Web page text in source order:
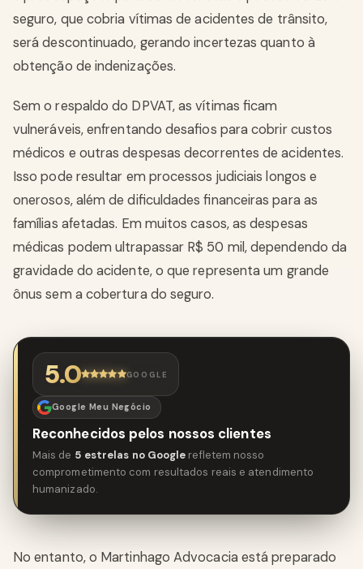
seguro, que cobria vítimas de acidentes de trânsito,
será descontinuado, gerando incertezas quanto à
obtenção de indenizações.
Sem o respaldo do DPVAT, as vítimas ficam
vulneráveis, enfrentando desafios para cobrir custos
médicos e outras despesas decorrentes de acidentes.
Isso pode resultar em processos judiciais longos e
onerosos, além de dificuldades financeiras para as
famílias afetadas. Em muitos casos, as despesas
médicas podem ultrapassar R$ 50 mil, dependendo da
gravidade do acidente, o que representa um grande
ônus sem a cobertura do seguro.
5.0 GOOGLE
Google Meu Negócio
Reconhecidos pelos nossos clientes
Mais de 5 estrelas no Google refletem nosso
comprometimento com resultados reais e atendimento
humanizado.
No entanto, o Martinhago Advocacia está preparado